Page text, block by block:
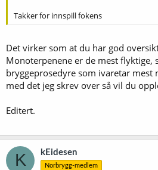
Takker for innspill fokens
Det virker som at du har god
Monoterpenene er de mest flyktige,
bryggeprosedyre som ivaretar mest
med det jeg skrev over så vil du
Editert.
K kEidesen
Norbrygg-medlem